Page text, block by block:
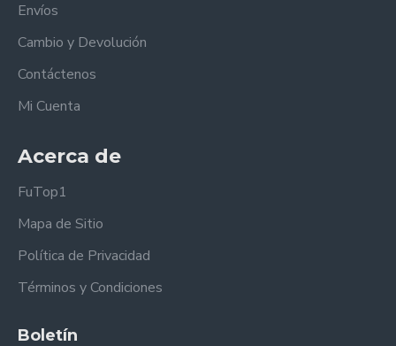
Envíos
Cambio y Devolución
Contáctenos
Mi Cuenta
Acerca de
FuTop1
Mapa de Sitio
Política de Privacidad
Términos y Condiciones
Boletín